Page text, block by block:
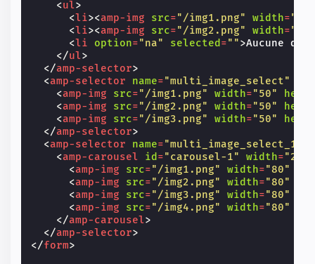
<ul>
<li><amp-img src="/img1.png" width=
<li><amp-img src="/img2.png" width=
<li option="na" selected ="">Aucune
</ul>
</amp-selector>
<amp-selector name="multi_image_select"
<amp-img src="/img1.png" width="50"
<amp-img src="/img2.png" width="50"
<amp-img src="/img3.png" width="50"
</amp-selector>
<amp-selector name="multi_image_select_1"
<amp-carousel id ="carousel-1" width=
<amp-img src="/img1.png" width="80"
<amp-img src="/img2.png" width="80"
<amp-img src="/img3.png" width="80"
<amp-img src="/img4.png" width="80"
</amp-carousel>
</amp-selector>
</form>